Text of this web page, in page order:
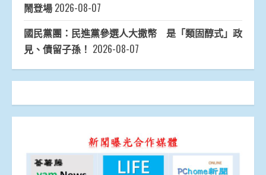
鬧登場 2026-08-07
國民黨團：民進黨參選人大撒幣 是「類固醇式」政
見、債留子孫！ 2026-08-07